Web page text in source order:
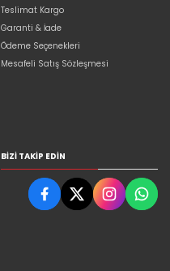
Teslimat Kargo
Garanti & İade
Ödeme Seçenekleri
Mesafeli Satış Sözleşmesi
BIZI TAKIP EDIN